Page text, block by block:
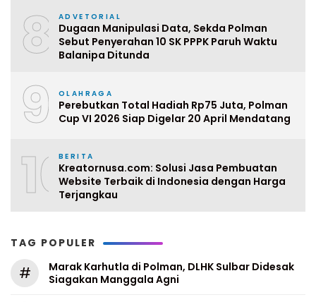
8 ADVETORIAL
Dugaan Manipulasi Data, Sekda Polman
Sebut Penyerahan 10 SK PPPK Paruh Waktu
Balanipa Ditunda
9 OLAHRAGA
Perebutkan Total Hadiah Rp75 Juta, Polman
Cup VI 2026 Siap Digelar 20 April Mendatang
10BERITA
Kreatornusa.com: Solusi Jasa Pembuatan
Website Terbaik di Indonesia dengan Harga
Terjangkau
TAG POPULER
#
Marak Karhutla di Polman, DLHK Sulbar Didesak
Siagakan Manggala Agni